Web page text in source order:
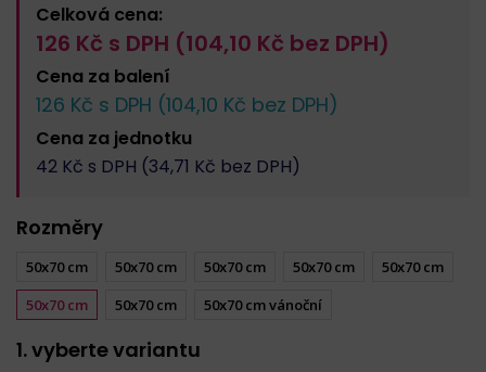
Celková cena:
126 Kč s DPH (104,10 Kč bez DPH)
Cena za balení
126 Kč s DPH (104,10 Kč bez DPH)
Cena za jednotku
42 Kč s DPH (34,71 Kč bez DPH)
Rozměry
50x70 cm 50x70 cm 50x70 cm 50x70 cm
50x70 cm
50x70 cm
50x70 cm 50x70 cm vánoční
1. vyberte variantu